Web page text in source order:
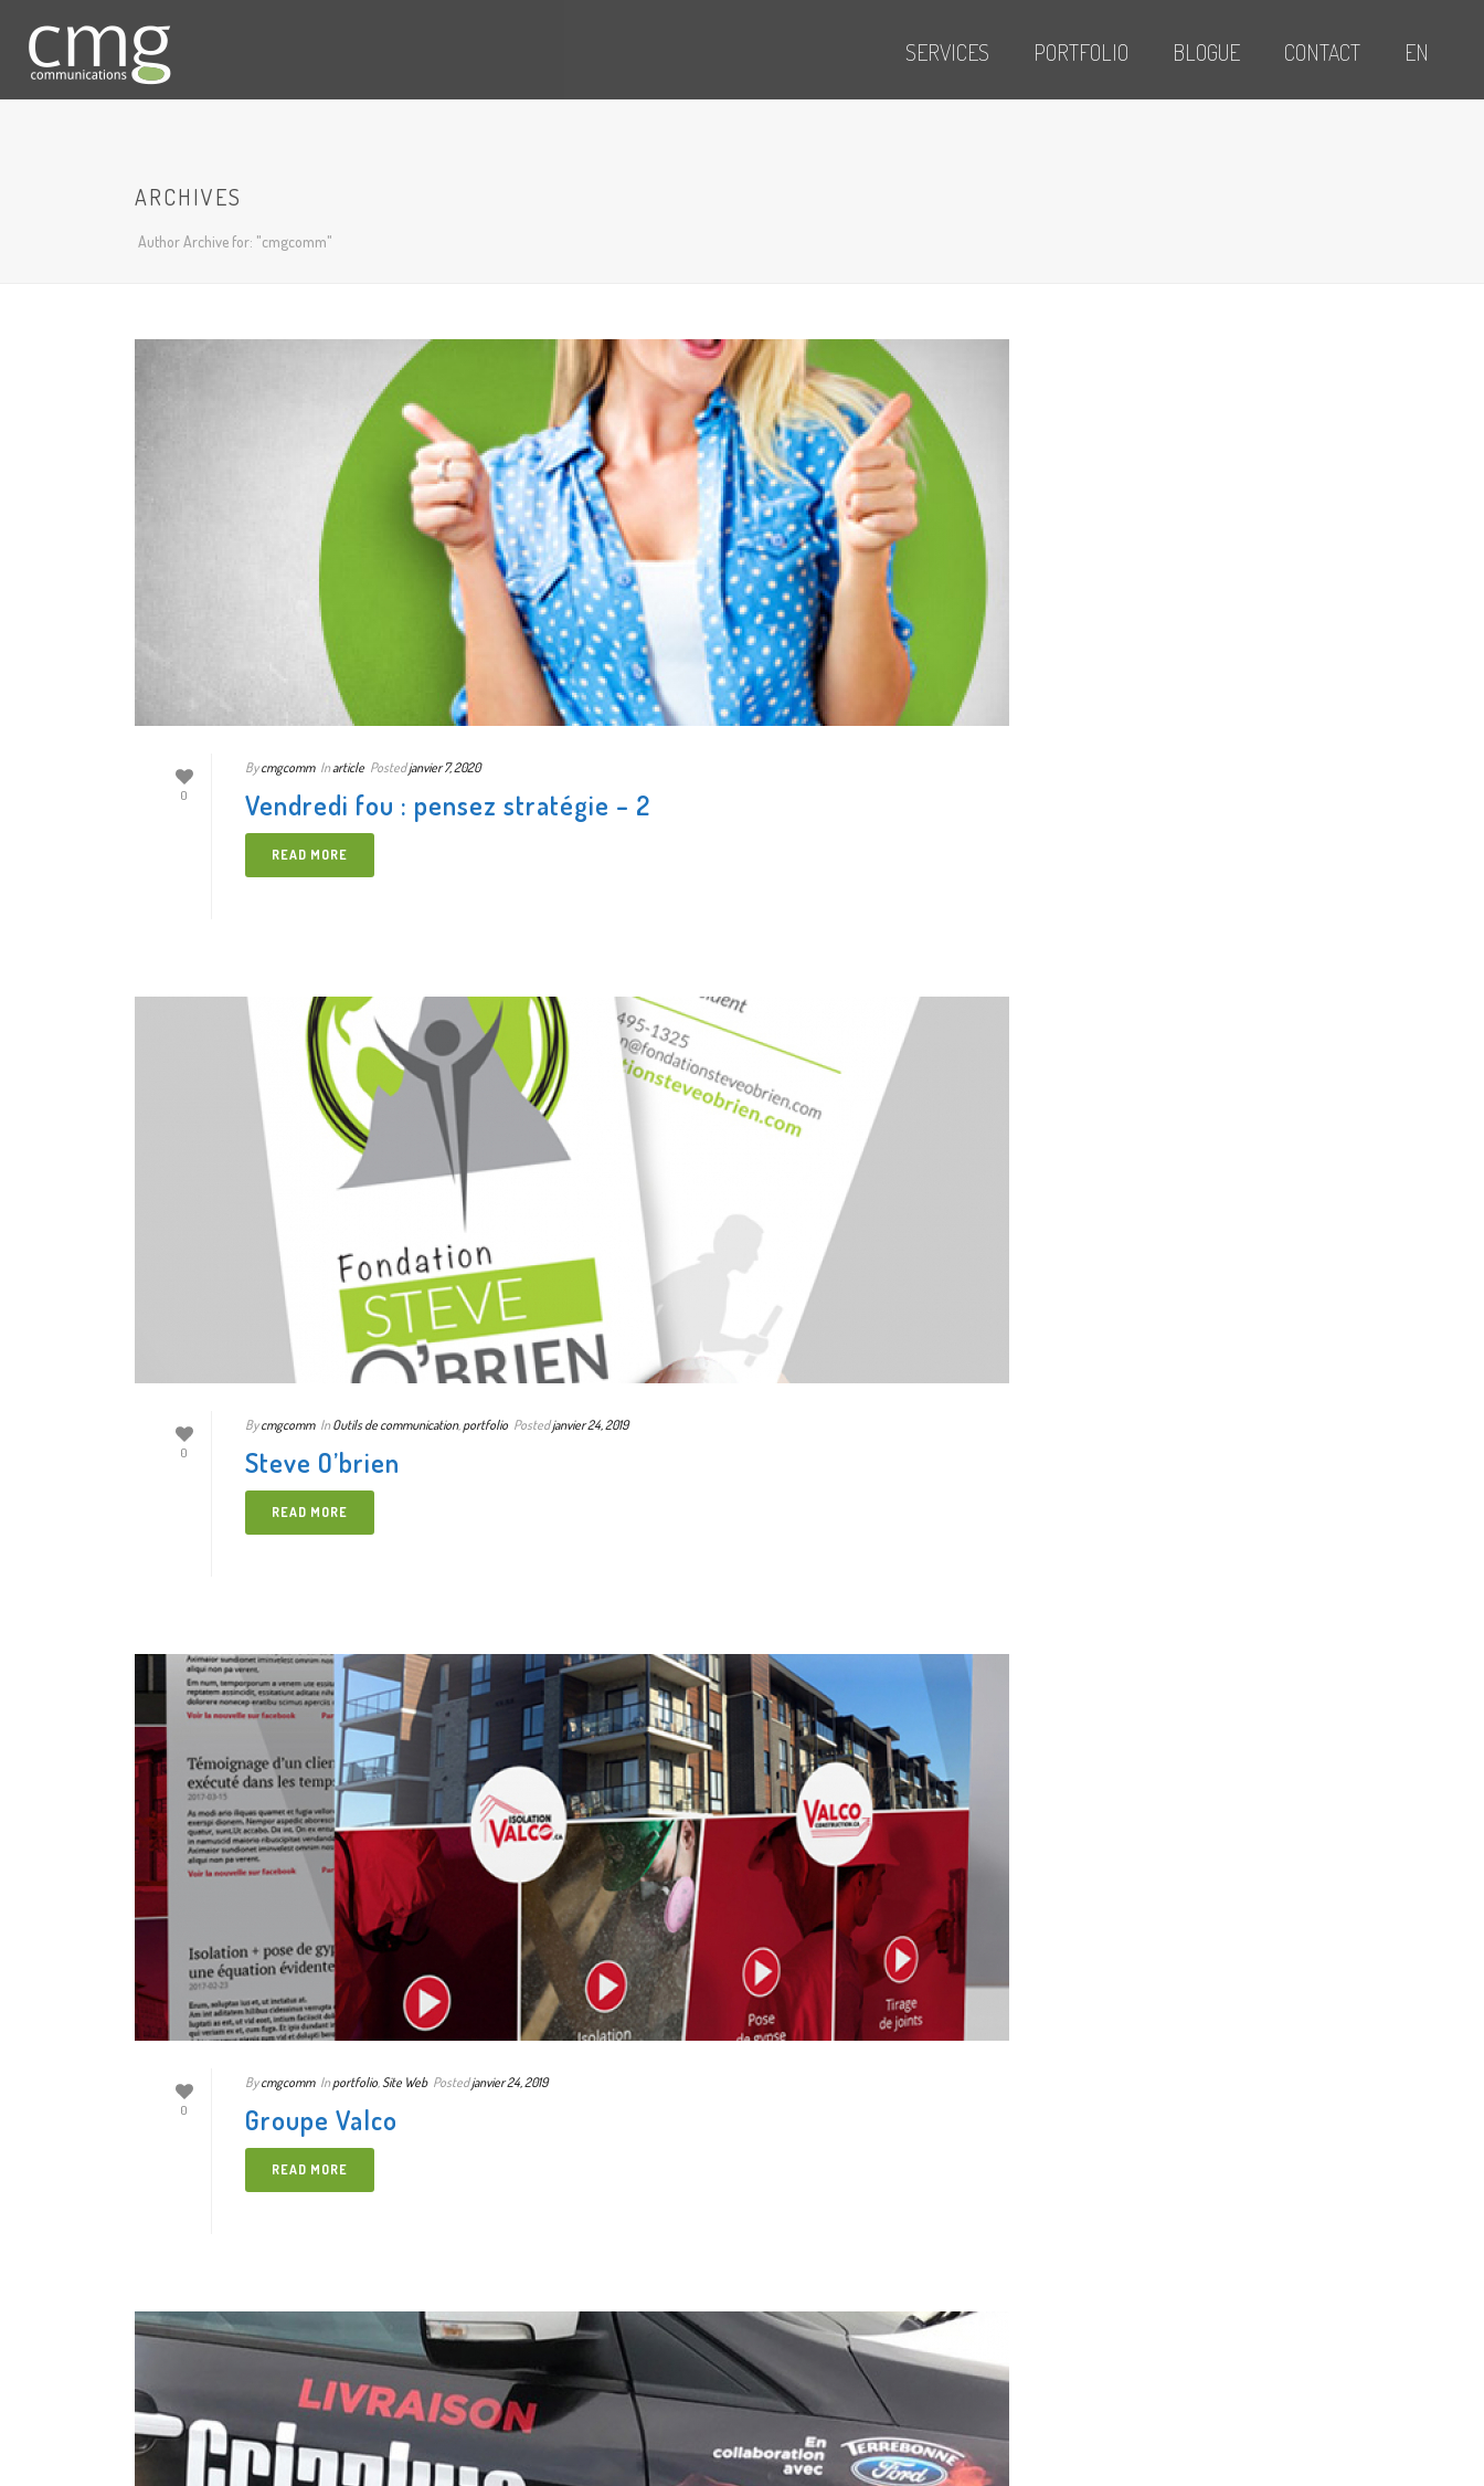
SERVICES PORTFOLIO BLOGUE CONTACT EN
ARCHIVES
Author Archive for: "cmgcomm"
0
By cmgcomm Inarticle Postedjanvier 7, 2020
Vendredi fou : pensez stratégie – 2
READ MORE
0
By cmgcomm In Outils de communication,portfolio Postedjanvier 24, 2019
Steve O’brien
READ MORE
0
By cmgcomm Inportfolio,Site Web Postedjanvier 24, 2019
Groupe Valco
READ MORE